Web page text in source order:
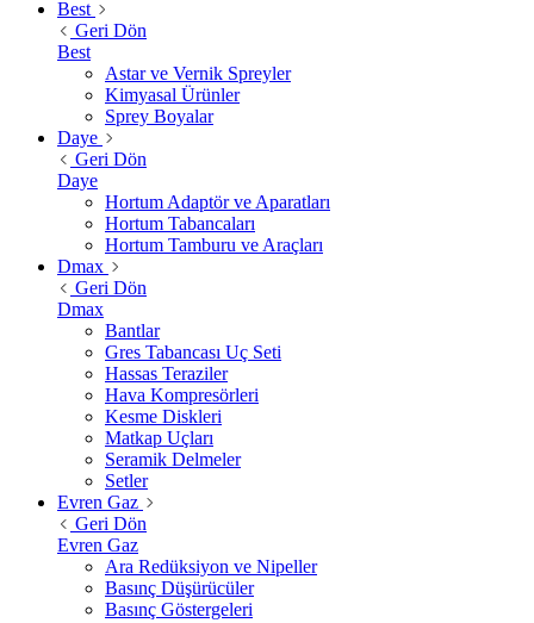
Best
Geri Dön
Best
Astar ve Vernik Spreyler
Kimyasal Ürünler
Sprey Boyalar
Daye
Geri Dön
Daye
Hortum Adaptör ve Aparatları
Hortum Tabancaları
Hortum Tamburu ve Araçları
Dmax
Geri Dön
Dmax
Bantlar
Gres Tabancası Uç Seti
Hassas Teraziler
Hava Kompresörleri
Kesme Diskleri
Matkap Uçları
Seramik Delmeler
Setler
Evren Gaz
Geri Dön
Evren Gaz
Ara Redüksiyon ve Nipeller
Basınç Düşürücüler
Basınç Göstergeleri